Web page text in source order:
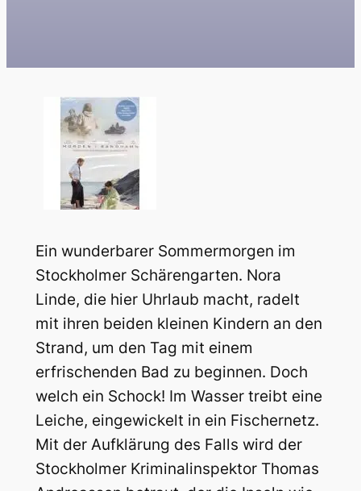
Ein wunderbarer Sommermorgen im
Stockholmer Schärengarten. Nora
Linde, die hier Uhrlaub macht, radelt
mit ihren beiden kleinen Kindern an den
Strand, um den Tag mit einem
erfrischenden Bad zu beginnen. Doch
welch ein Schock! Im Wasser treibt eine
Leiche, eingewickelt in ein Fischernetz.
Mit der Aufklärung des Falls wird der
Stockholmer Kriminalinspektor Thomas